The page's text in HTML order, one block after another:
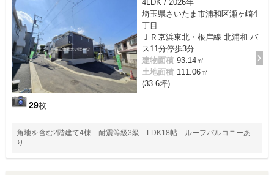
29枚
4LDK / 2026年
埼玉県さいたま市浦和区瀬ヶ崎4
丁目
ＪＲ京浜東北・根岸線 北浦和 バ
ス11分停歩3分
建物面積 93.14㎡
土地面積 111.06㎡
(33.6坪)
角地を含む2階建て4棟 耐震等級3級 LDK18帖 ルーフバルコニーあ
り